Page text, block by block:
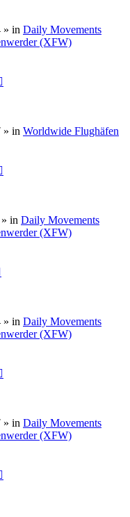
» in Daily Movements
(XFW)
» in Worldwide Flughäfen
» in Daily Movements
(XFW)
» in Daily Movements
(XFW)
» in Daily Movements
(XFW)